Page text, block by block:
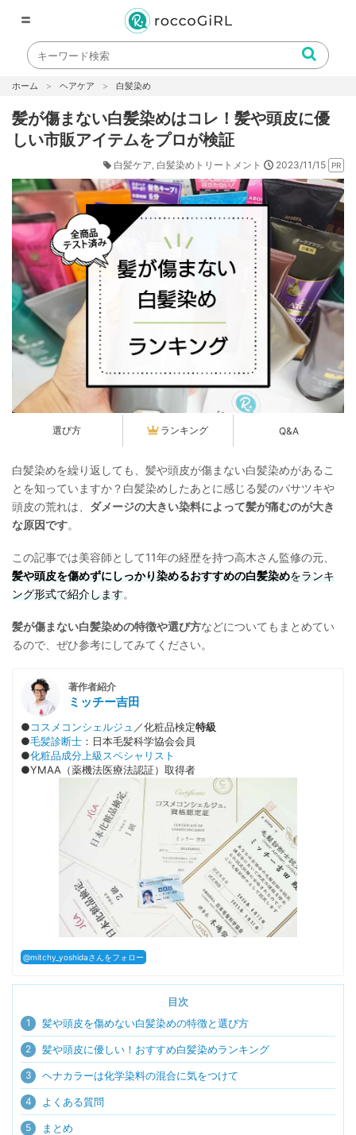
〓
ホーム ヘアケア 白髪染め
髪が傷まない白髪染めはコレ！髪や頭皮に優
しい市販アイテムをプロが検証
白髪ケア 白髪染めトリートメント 2023/11/15
選び方 ランキング Q&A
白髪染めを繰り返しても、髪や頭皮が傷まない白髪染めがあるこ
とを知っていますか？白髪染めしたあとに感じる髪のパサツキや
頭皮の荒れは、 ダメージの大きい染料によって髪が痛むのが大き
な原因です。
この記事では美容師として11年の経歴を持つ高木さん監修の元、
髪や頭皮を傷めずにしっかり染めるおすすめの白髪染めをランキ
ング形式で紹介します。
髪が傷まない白髪染めの特徴や選び方などについてもまとめてい
るので、ぜひ参考にしてみてください。
著作者紹介
ミッチー吉田
●コスメコンシェルジュ ／化粧品検定特級
●毛髪診断士 ：日本毛髪科学協会会員
●化粧品成分上級スペシャリスト
●YMAA（薬機法医療法認証）取得者
@mitchy_yoshidaさんをフォロー
目次
1 髪や頭皮を傷めない白髪染めの特徴と選び方
2 髪や頭皮に優しい！おすすめ白髪染めランキング
3 ヘナカラーは化学染料の混合に気をつけて
4 よくある質問
5 まとめ